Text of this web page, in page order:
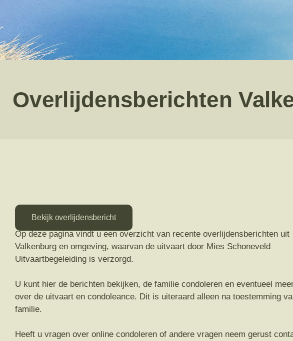
Overlijdensberichten
Bekijk overlijdensbericht
Op deze pagina vindt u een overzicht van recente overlijdensberichten uit
Valkenburg en omgeving, waarvan de uitvaart door Mies Schoneveld
Uitvaartbegeleiding is verzorgd.
U kunt hier de berichten bekijken, de familie condoleren en eventueel
over de uitvaart en condoleance. Dit is uiteraard alleen na toestemming
familie.
Heeft u vragen over online condoleren of andere vragen neem gerust